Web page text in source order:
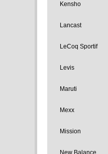
Kensho
Lancast
LeCoq Sportif
Levis
Maruti
Mexx
Mission
New Balance